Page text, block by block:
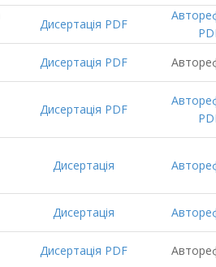
Дисертація PDF
Дисертація PDF
Дисертація PDF
Дисертація
Дисертація
Дисертація PDF